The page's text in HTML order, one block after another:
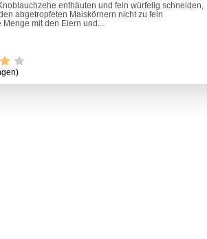
enthäuten und fein würfelig schneiden,
abgetropfeten Maiskörnern nicht zu fein
Menge mit den Eiern und...Zitronenrisotto mit